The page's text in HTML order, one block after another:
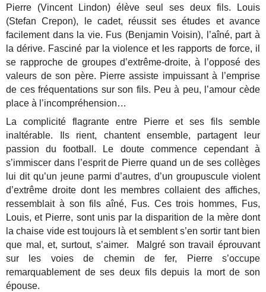
Pierre (Vincent Lindon) élève seul ses deux fils. Louis
(Stefan Crepon), le cadet, réussit ses études et avance
facilement dans la vie. Fus (Benjamin Voisin), l’aîné, part à
la dérive. Fasciné par la violence et les rapports de force, il
se rapproche de groupes d’extrême-droite, à l’opposé des
valeurs de son père. Pierre assiste impuissant à l’emprise
de ces fréquentations sur son fils. Peu à peu, l’amour cède
place à l’incompréhension…
La complicité flagrante entre Pierre et ses fils semble
inaltérable. Ils rient, chantent ensemble, partagent leur
passion du football. Le doute commence cependant à
s’immiscer dans l’esprit de Pierre quand un de ses collèges
lui dit qu’un jeune parmi d’autres, d’un groupuscule violent
d’extrême droite dont les membres collaient des affiches,
ressemblait à son fils aîné, Fus. Ces trois hommes, Fus,
Louis, et Pierre, sont unis par la disparition de la mère dont
la chaise vide est toujours là et semblent s’en sortir tant bien
que mal, et, surtout, s’aimer. Malgré son travail éprouvant
sur les voies de chemin de fer, Pierre s’occupe
remarquablement de ses deux fils depuis la mort de son
épouse.